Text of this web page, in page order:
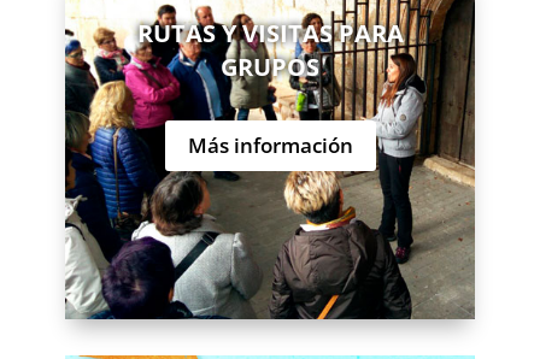
RUTAS Y VISITAS PARA
GRUPOS
Más información